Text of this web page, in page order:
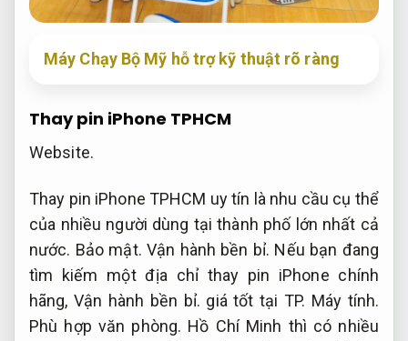
Máy Chạy Bộ Mỹ hỗ trợ kỹ thuật rõ ràng
Thay pin iPhone TPHCM
Website.
Thay pin iPhone TPHCM uy tín là nhu cầu cụ thể
của nhiều người dùng tại thành phố lớn nhất cả
nước. Bảo mật. Vận hành bền bỉ. Nếu bạn đang
tìm kiếm một địa chỉ thay pin iPhone chính
hãng,Vận hành bền bỉ. giá tốt tại TP. Máy tính.
Phù hợp văn phòng. Hồ Chí Minh thì có nhiều